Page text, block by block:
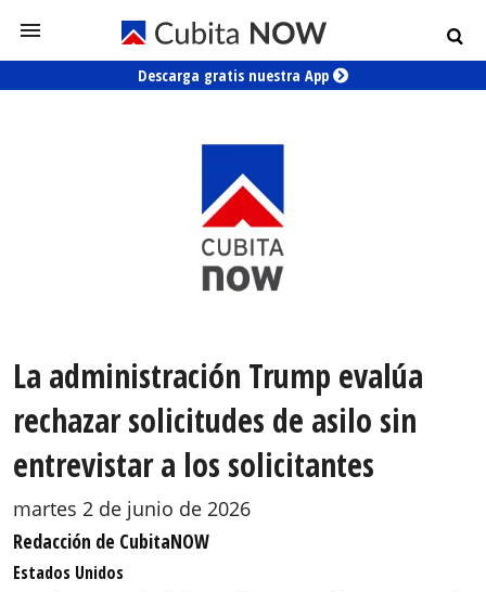
Descarga gratis nuestra App
La administración Trump evalúa
rechazar solicitudes de asilo sin
entrevistar a los solicitantes
martes 2 de junio de 2026
Redacción de CubitaNOW
Estados Unidos